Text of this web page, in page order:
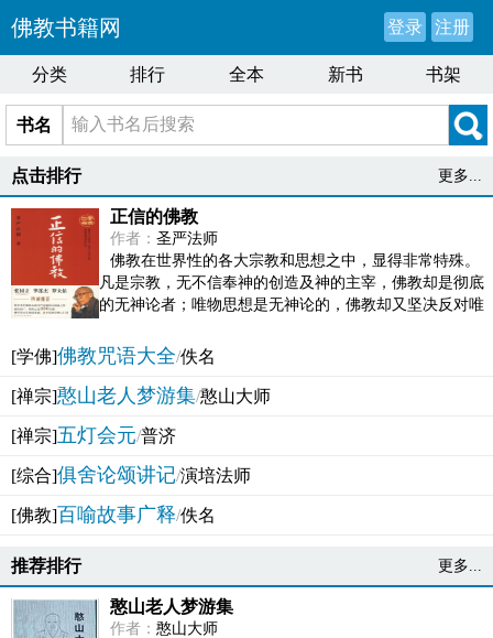
佛教书籍网 登录 注册
分类 排行 全本 新书 书架
书名
点击排行 更多...
正信的佛教
作者： 圣严法师
佛教在世界性的各大宗教和思想之中，显得非常特殊。
凡是宗教，无不信奉神的创造及神的主宰，佛教却是彻底
的无神论者；唯物思想是无神论的，佛教却又坚决反对唯
[学佛]佛教咒语大全/佚名
[禅宗]憨山老人梦游集/憨山大师
[禅宗]五灯会元/普济
[综合]俱舍论颂讲记/演培法师
[佛教]百喻故事广释/佚名
推荐排行 更多...
憨山老人梦游集
作者： 憨山大师